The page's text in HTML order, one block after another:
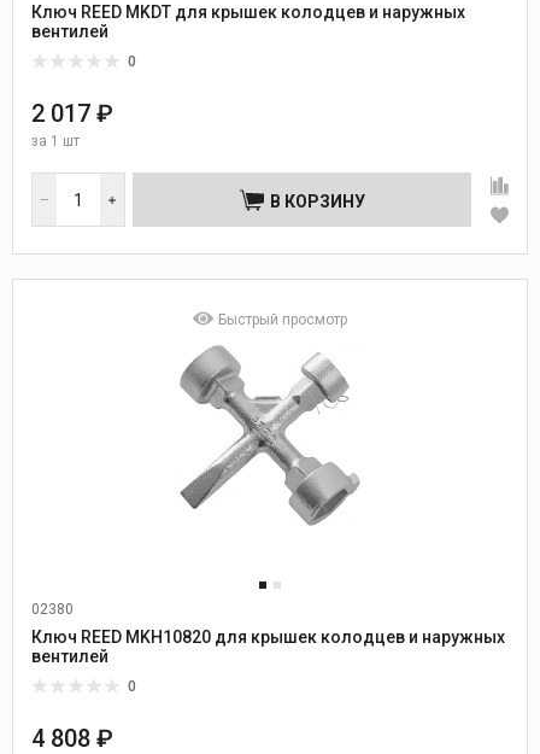
Ключ REED MKDT для крышек колодцев и наружных
вентилей
0
2 017 ₽
за 1 шт
В КОРЗИНУ
Быстрый просмотр
02380
Ключ REED MKH10820 для крышек колодцев и наружных
вентилей
0
4 808 ₽